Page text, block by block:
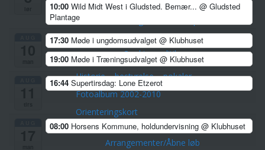
Vedtægter
Privatlivspolitik Horsens OK
Cookies politik
Historie – bestyrelse – pokaler
Fotoalbum 2002-2010
Orienteringskort
Aktiviteter
Arrangementer/Åbne løb
10:00 Wild Midt West i Gludsted. Bemær... @ Gludsted
Plantage
17:30 Møde i ungdomsudvalget @ Klubhuset
19:00 Møde i Træningsudvalget @ Klubhuset
16:44 Supertirsdag: Lone Etzerot
08:00 Horsens Kommune, holdundervisning @ Klubhuset